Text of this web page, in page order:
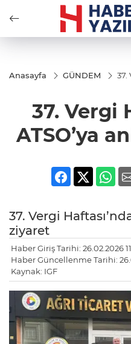
Anasayfa GÜNDEM
37.
37. Vergi
ATSO’ya
37. Vergi
ziyaret
Haber Giriş Tarihi: 26.02.2026
Haber Güncellenme Tarihi:
Kaynak: IGF